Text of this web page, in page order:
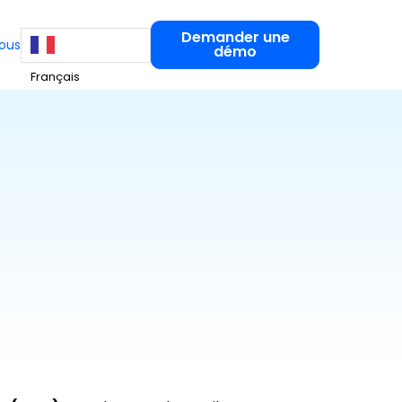
Français
Demander une
démo